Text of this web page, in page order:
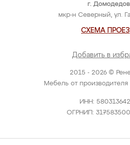
2015 - 2026 ©
Мебель от
ИНН:
ОГРНИП:
г.
мкр-н Северный, ул.
СХЕМА
Добавить в